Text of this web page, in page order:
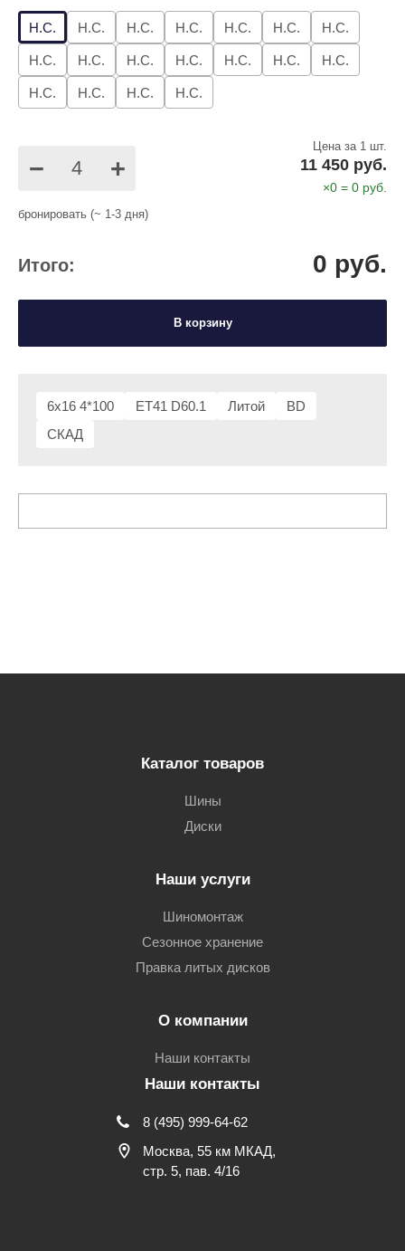
6x16 4*100 ET41 D60.1 Литой
BD
СКАД
Н.С. Н.С. Н.С. Н.С. Н.С. Н.С. Н.С.
Н.С. Н.С. Н.С. Н.С. Н.С. Н.С. Н.С.
Н.С. Н.С. Н.С. Н.С.
− +
Цена за 1 шт.
11 450 руб.
×0 = 0 руб.
бронировать (~ 1-3 дня)
Итого: 0 руб.
В корзину
Каталог товаров
Шины
Диски
Наши услуги
Шиномонтаж
Сезонное хранение
Правка литых дисков
О компании
Наши контакты
Наши контакты
8 (495) 999-64-62
Москва, 55 км МКАД,
стр. 5, пав. 4/16